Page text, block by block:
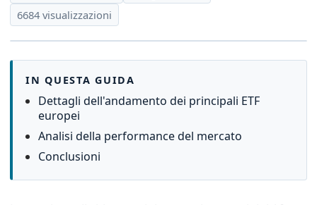
6684 visualizzazioni
IN QUESTA GUIDA
Dettagli dell'andamento dei principali ETF
europei
Analisi della performance del mercato
Conclusioni